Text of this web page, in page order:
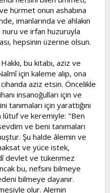
hürmet onun ashabına
imanlarında ve ahlakın
ve irfan huzuruyla
hepsinin üzerine olsun.
bu kitabı, aziz ve
için kaleme alıp, ona
aziz etsin. Öncelikle
insanoğulları için ve
tanımaları için yarattığını
ve keremiyle: "Ben
ve beni tanımaları
Şu halde âlemin ve
ve yüce istek,
devlet ve tükenmez
bu, nefsini bilmeye
bilmeye dayanır.
olur. Alemin